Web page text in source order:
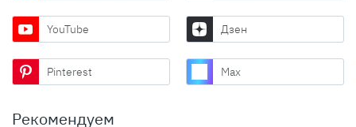
YouTube Дзен
Pinterest Max
Рекомендуем